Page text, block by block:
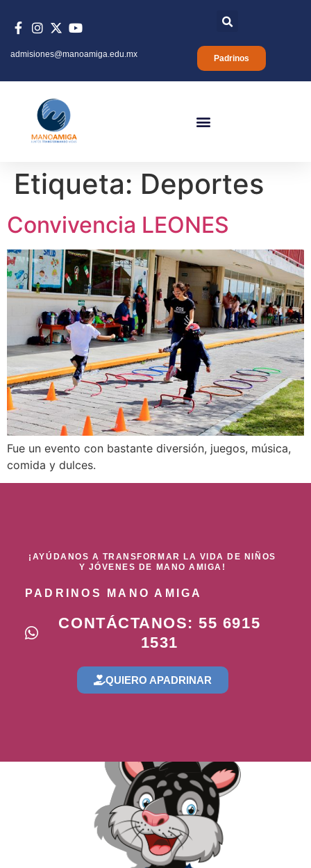
Padrinos
admisiones@manoamiga.edu.mx
Etiqueta: Deportes
Convivencia LEONES
Fue un evento con bastante diversión, juegos, música,
comida y dulces.
¡AYÚDANOS A TRANSFORMAR LA VIDA DE NIÑOS
Y JÓVENES DE MANO AMIGA!
PADRINOS MANO AMIGA
CONTÁCTANOS: 55 6915
1531
QUIERO APADRINAR